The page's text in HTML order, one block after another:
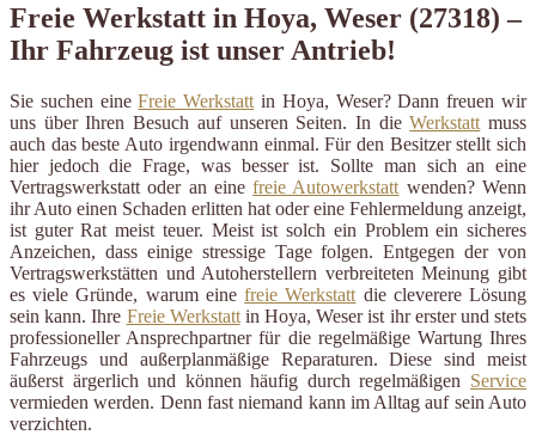
Freie Werkstatt in Hoya, Weser (27318) –
Ihr Fahrzeug ist unser Antrieb!
Sie suchen eineFreie Werkstatt in Hoya, Weser? Dann freuen wir
uns über Ihren Besuch auf unseren Seiten. In dieWerkstatt muss
auch das beste Auto irgendwann einmal. Für den Besitzer stellt sich
hier jedoch die Frage, was besser ist. Sollte man sich an eine
Vertragswerkstatt oder an einefreie Autowerkstatt wenden? Wenn
ihr Auto einen Schaden erlitten hat oder eine Fehlermeldung anzeigt,
ist guter Rat meist teuer. Meist ist solch ein Problem ein sicheres
Anzeichen, dass einige stressige Tage folgen. Entgegen der von
Vertragswerkstätten und Autoherstellern verbreiteten Meinung gibt
es viele Gründe, warum einefreie Werkstatt die cleverere Lösung
sein kann. Ihre Freie Werkstattin Hoya, Weser ist ihr erster und stets
professioneller Ansprechpartner für die regelmäßige Wartung Ihres
Fahrzeugs und außerplanmäßige Reparaturen. Diese sind meist
äußerst ärgerlich und können häufig durch regelmäßigen Service
vermieden werden. Denn fast niemand kann im Alltag auf sein Auto
verzichten.